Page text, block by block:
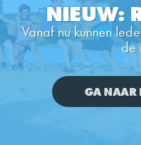
NIEUW:
Vanaf nu kunnen
de
GA NAAR